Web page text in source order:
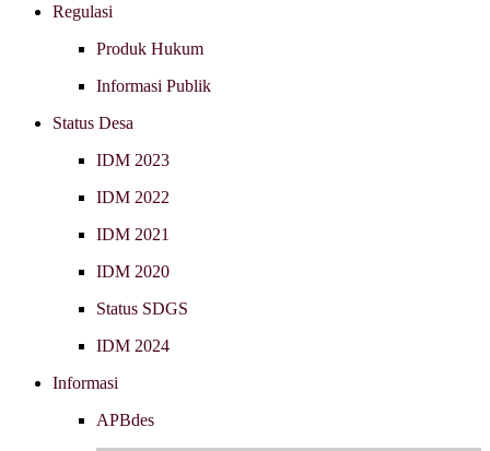
Regulasi
Produk Hukum
Informasi Publik
Status Desa
IDM 2023
IDM 2022
IDM 2021
IDM 2020
Status SDGS
IDM 2024
Informasi
APBdes